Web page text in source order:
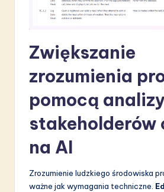
Zwiększanie
zrozumienia
pomocą
stakeholderów
na AI
Zrozumienie ludzkiego środowiska
ważne jak wymagania techniczne.